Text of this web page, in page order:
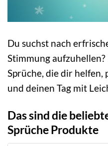
Du suchst nach
Stimmung
Sprüche, die dir helfen,
und deinen Tag mit
Das sind die
Sprüche Produkte